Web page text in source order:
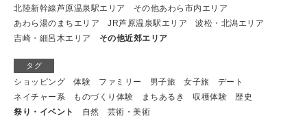
北陸新幹線芦原温泉駅エリア
その他あわら市内エリア
あわら湯のまちエリア
JR芦原温泉駅エリア
波松・北潟エリア
吉崎・細呂木エリア
その他近郊エリア
タグ
ショッピング 体験 ファミリー 男子旅 女子旅
デート
ネイチャー系
ものづくり体験 まちあるき 収穫体験
歴史
祭り・イベント
自然 芸術・美術